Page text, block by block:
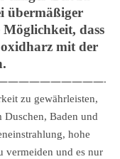
übermäßiger
dass
mit der
zu gewährleisten,
Duschen, Baden und
hohe
vermeiden und es nur